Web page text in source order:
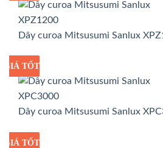
Dây curoa Mitsusumi Sanlux
GIÁ SỈ
GIÁ TỐT
Dây curoa Mitsusumi Sanlux
GIÁ SỈ
GIÁ TỐT